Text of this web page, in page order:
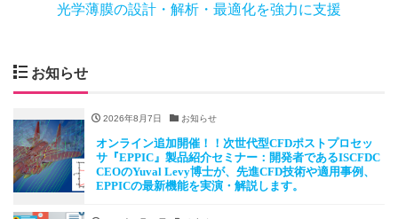
光学薄膜の設計・解析・最適化を強力に支援
お知らせ
2026年8月7日 お知らせ
オンライン追加開催！！次世代型CFDポストプロセッ
サ『EPPIC』製品紹介セミナー：開発者であるISCFDC
CEOのYuval Levy博士が、先進CFD技術や適用事例、
EPPICの最新機能を実演・解説します。